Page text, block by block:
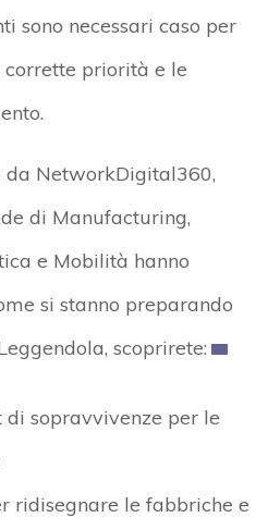
sono necessari caso per
priorità e le
da NetworkDigital360,
di Manufacturing,
e Mobilità hanno
si stanno preparando
scoprirete:
di sopravvivenze per le
ridisegnare le fabbriche e